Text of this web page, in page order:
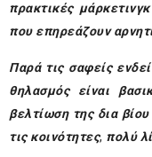
πρακτικές
που επηρεάζουν
Παρά τις σαφείς
θηλασμός είναι
βελτίωση της δια βίου
τις κοινότητες, πολύ